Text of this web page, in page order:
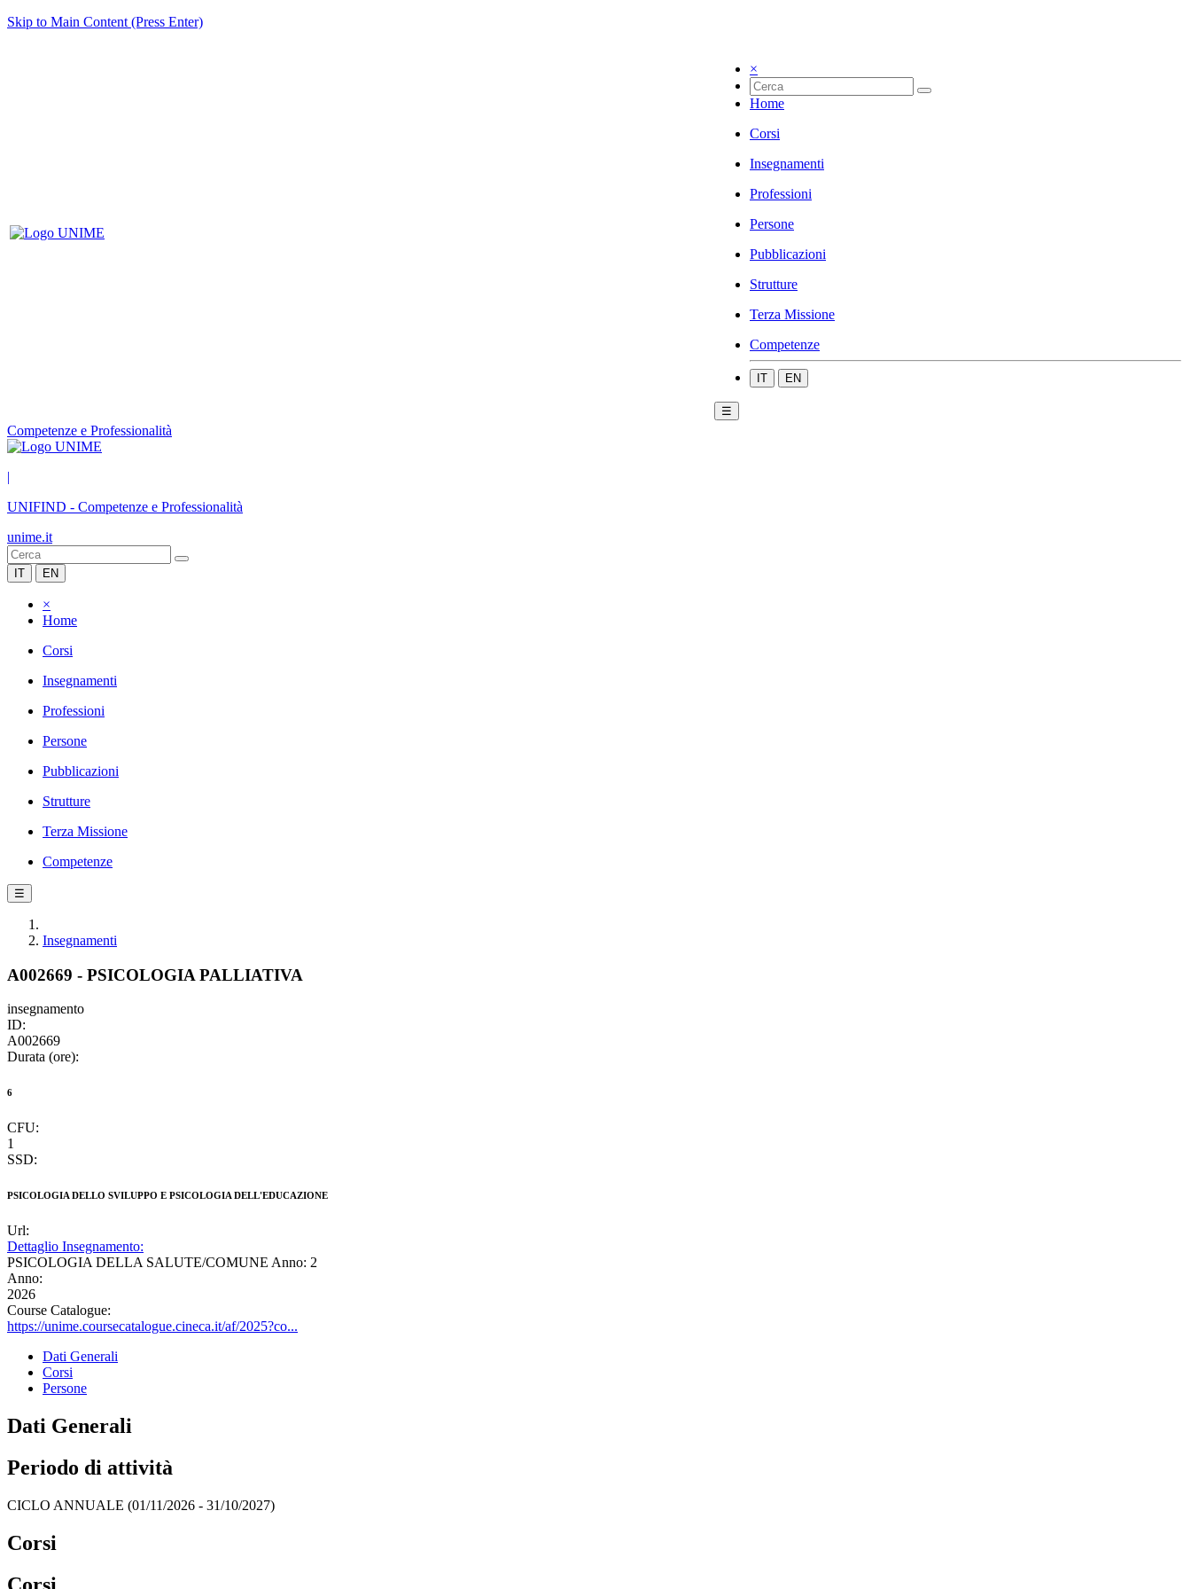
Skip to Main Content (Press Enter)
×
Home
Corsi
Insegnamenti
Professioni
Persone
Pubblicazioni
Strutture
Terza Missione
Competenze
IT EN
☰
Competenze e Professionalità
|
UNIFIND - Competenze e Professionalità
unime.it
IT EN
×
Home
Corsi
Insegnamenti
Professioni
Persone
Pubblicazioni
Strutture
Terza Missione
Competenze
☰
Insegnamenti
A002669 - PSICOLOGIA PALLIATIVA
insegnamento
ID:
A002669
Durata (ore):
6
CFU:
1
SSD:
PSICOLOGIA DELLO SVILUPPO E PSICOLOGIA DELL'EDUCAZIONE
Url:
Dettaglio Insegnamento:
PSICOLOGIA DELLA SALUTE/COMUNE Anno: 2
Anno:
2026
Course Catalogue:
https://unime.coursecatalogue.cineca.it/af/2025?co...
Dati Generali
Corsi
Persone
Dati Generali
Periodo di attività
CICLO ANNUALE (01/11/2026 - 31/10/2027)
Corsi